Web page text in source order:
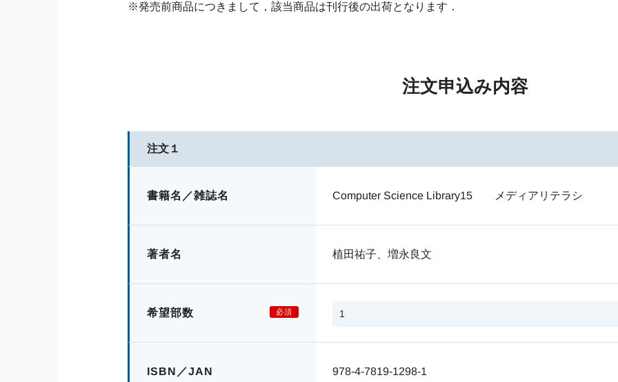
※発売前商品につきまして，該当商品は刊行後の出荷となります．
注文申込み内容
注文１
書籍名／雑誌名 Computer Science Library15 メディアリテラシ
著者名 植田祐子、増永良文
希望部数 必須
ISBN／JAN 978-4-7819-1298-1